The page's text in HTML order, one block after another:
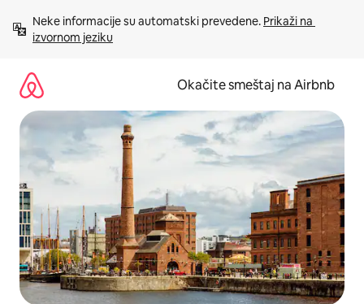
sadržaj
Neke informacije su automatski prevedene. Prikaži na
izvornom jeziku
Okačite smeštaj na Airbnb